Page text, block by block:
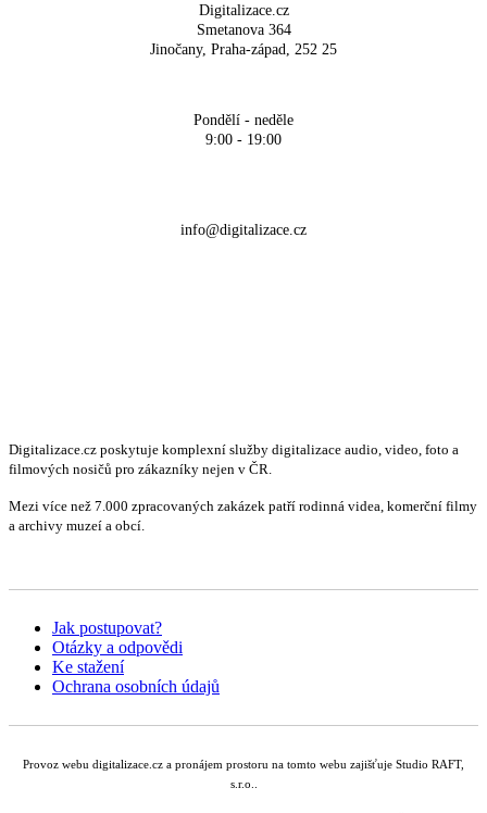
Digitalizace.cz
Smetanova 364
Jinočany, Praha-západ, 252 25
Pondělí - neděle
9:00 - 19:00
info@digitalizace.cz
Digitalizace.cz poskytuje komplexní služby digitalizace audio, video, foto a
filmových nosičů pro zákazníky nejen v ČR.
Mezi více než 7.000 zpracovaných zakázek patří rodinná videa, komerční filmy
a archivy muzeí a obcí.
Jak postupovat?
Otázky a odpovědi
Ke stažení
Ochrana osobních údajů
Provoz webu digitalizace.cz a pronájem prostoru na tomto webu zajišťuje Studio RAFT,
s.r.o..